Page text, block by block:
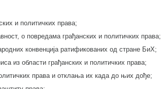
и политичких права;
о повредама грађанских и политичких права;
конвенција ратификованих од стране БиХ;
из области грађанских и политичких права;
права и отклања их када до њих дође;